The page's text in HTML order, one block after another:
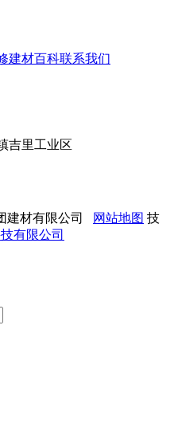
建材百科联系我们
吉里工业区
建材有限公司 网站地图 技
有限公司